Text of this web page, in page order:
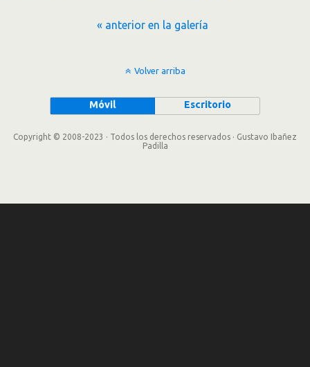
« anterior en la galería
Volver arriba
Móvil Escritorio
Copyright © 2008-2023 · Todos los derechos reservados · Gustavo Ibañez
Padilla